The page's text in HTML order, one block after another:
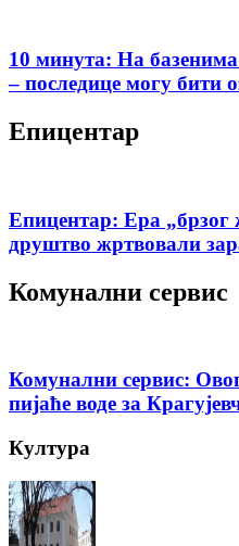
10 минута: На
– последице могу бити
Епицентар
Епицентар: Ера
друштво жртвовали
Комунални сервис
Комунални сервис:
пијаће воде за
Култура